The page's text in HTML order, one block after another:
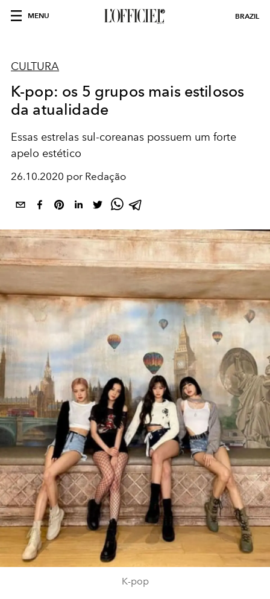
MENU BRAZIL
CULTURA
K-pop: os 5 grupos mais estilosos
da atualidade
Essas estrelas sul-coreanas possuem um forte
apelo estético
26.10.2020 por Redação
K-pop